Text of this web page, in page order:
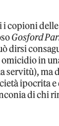
i copioni
Gosford
dirsi
in
servitù), ma
ipocrita
di chi